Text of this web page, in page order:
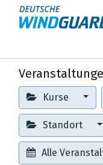
Kurse
Standort
Alle